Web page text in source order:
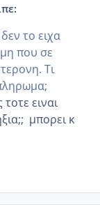
το ειχα
που σε
Τι
ειναι
μπορει κ